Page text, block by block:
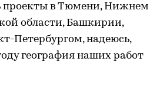
проекты в Тюмени, Нижнем
области, Башкирии,
Петербургом, надеюсь,
география наших работ